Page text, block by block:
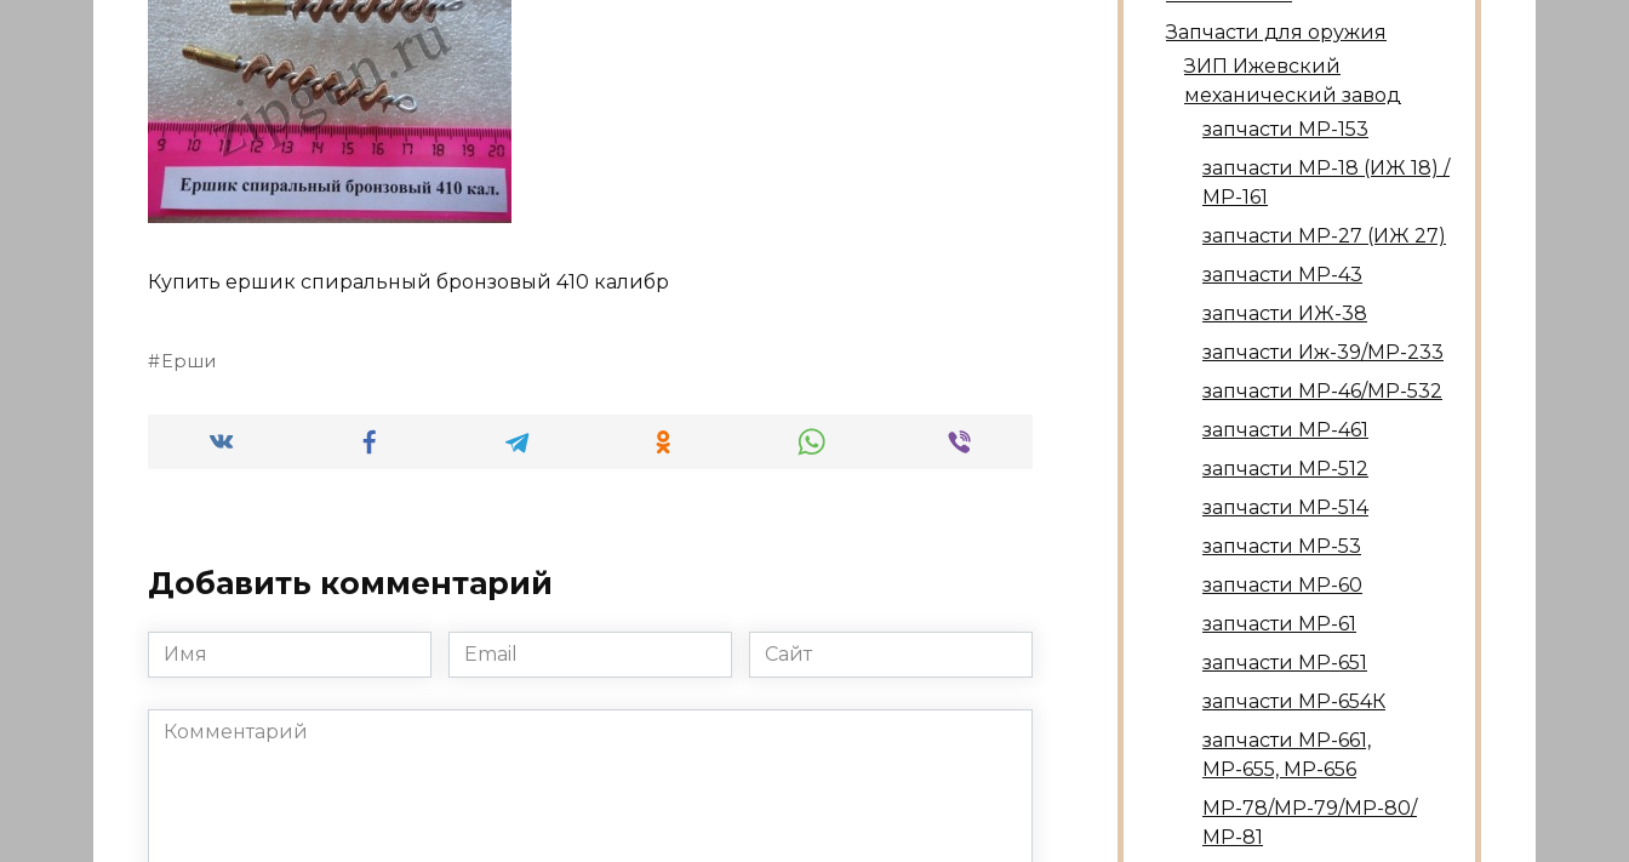
Купить ершик спиральный бронзовый 410 калибр
Ерши
Добавить комментарий
Имя
*
Email
*
Сайт
Комментарий
Запчасти для оружия
ЗИП Ижевский
механический завод
запчасти МР-153
запчасти МР-18 (ИЖ 18) /
МР-161
запчасти МР-27 (ИЖ 27)
запчасти МР-43
запчасти ИЖ-38
запчасти Иж-39/МР-233
запчасти МР-46/МР-532
запчасти МР-461
запчасти МР-512
запчасти МР-514
запчасти МР-53
запчасти МР-60
запчасти МР-61
запчасти МР-651
запчасти МР-654К
запчасти МР-661,
МР-655, МР-656
МР-78/МР-79/МР-80/
МР-81